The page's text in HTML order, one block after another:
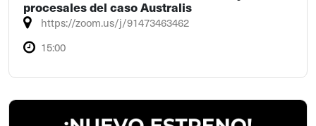
procesales del caso Australis
https://zoom.us/j/91473463462
15:00